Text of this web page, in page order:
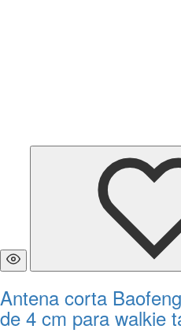
Antena corta
de 4 cm para walkie